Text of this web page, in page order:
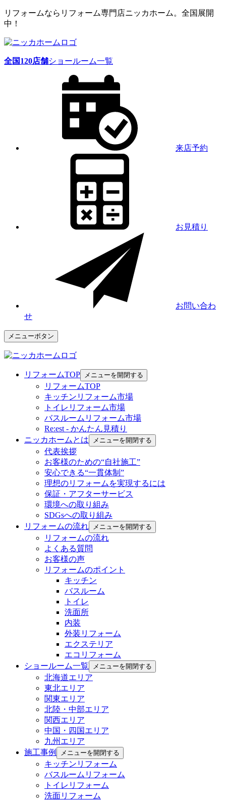
リフォームならリフォーム専門店ニッカホーム。全国展開
中！
全国120店舗ショールーム一覧
来店予約
お見積り
お問い合わ
せ
メニューボタン
リフォームTOP メニューを開閉する
リフォームTOP
キッチンリフォーム市場
トイレリフォーム市場
バスルームリフォーム市場
Re:est - かんたん見積り
ニッカホームとは
メニューを開閉する
代表挨拶
お客様のための“自社施工”
安心できる“一貫体制”
理想のリフォームを実現するには
保証・アフターサービス
環境への取り組み
SDGsへの取り組み
リフォームの流れ
メニューを開閉する
リフォームの流れ
よくある質問
お客様の声
リフォームのポイント
キッチン
バスルーム
トイレ
洗面所
内装
外装リフォーム
エクステリア
エコリフォーム
ショールーム一覧
メニューを開閉する
北海道エリア
東北エリア
関東エリア
北陸・中部エリア
関西エリア
中国・四国エリア
九州エリア
施工事例
メニューを開閉する
キッチンリフォーム
バスルームリフォーム
トイレリフォーム
洗面リフォーム